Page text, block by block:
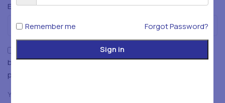
E-mail*
Mijn naam, e-mailadres en website opslaan in deze
browser voor de volgende keer wanneer ik een reactie
plaats.
You have to be logged in to be able to add photos to your
Remember me Forgot Password?
Sign in